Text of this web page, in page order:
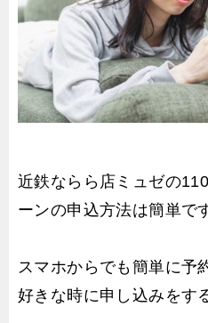
近鉄ならら店ミュゼの
ーンの申込方法は簡単で
スマホからでも簡単に予
好きな時に申し込みをす